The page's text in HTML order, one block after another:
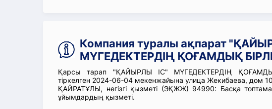
Компания туралы ақпарат
МҮГЕДЕКТЕРДІҢ ҚОҒАМДЫҚ
Қарсы тарап "ҚАЙЫРЛЫ ІС" МҮГЕДЕКТЕРДІҢ
тіркелген 2024-06-04 мекенжайына улица Жекибаева,
ҚАЙРАТҰЛЫ, негізгі қызметі (ЭҚЖЖ) 94990: Басқа
ұйымдардың қызметі.